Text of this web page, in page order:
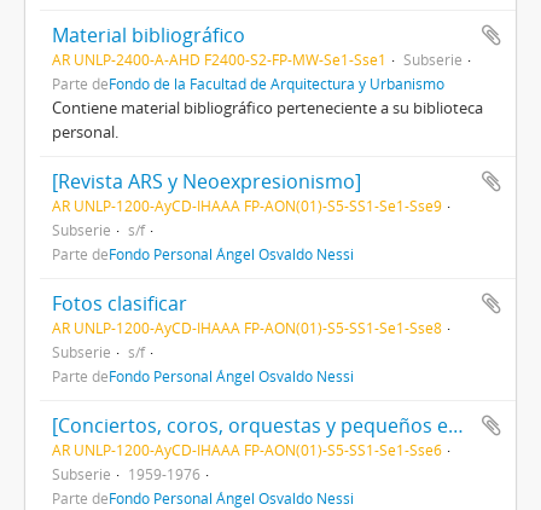
Material bibliográfico
AR UNLP-2400-A-AHD F2400-S2-FP-MW-Se1-Sse1
Subserie
Parte deFondo de la Facultad de Arquitectura y Urbanismo
Contiene material bibliográfico perteneciente a su biblioteca
personal.
[Revista ARS y Neoexpresionismo]
AR UNLP-1200-AyCD-IHAAA FP-AON(01)-S5-SS1-Se1-Sse9
Subserie
s/f
Parte deFondo Personal Ángel Osvaldo Nessi
Fotos clasificar
AR UNLP-1200-AyCD-IHAAA FP-AON(01)-S5-SS1-Se1-Sse8
Subserie
s/f
Parte deFondo Personal Ángel Osvaldo Nessi
[Conciertos, coros, orquestas y pequeños ensambles]
AR UNLP-1200-AyCD-IHAAA FP-AON(01)-S5-SS1-Se1-Sse6
Subserie
1959-1976
Parte deFondo Personal Ángel Osvaldo Nessi